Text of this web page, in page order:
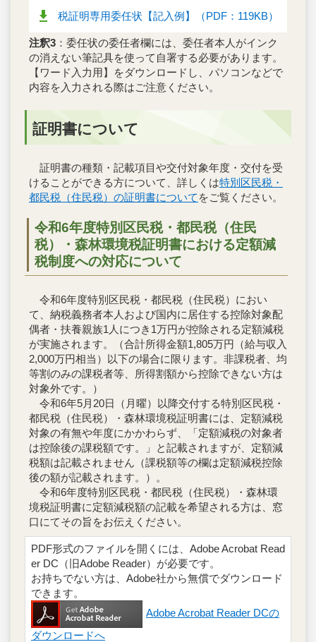
税証明専用委任状【記入例】（PDF：119KB）
注釈3 ：委任状の委任者欄には、委任者本人がインク
の消えない筆記具を使って自署する必要があります。
【ワード入力用】をダウンロードし、パソコンなどで
内容を入力される際はご注意ください。
証明書について
証明書の種類・記載項目や交付対象年度・交付を受
けることができる方について、詳しくは特別区民税・
都民税（住民税）の証明書について をご覧ください。
令和6年度特別区民税・都民税（住民
税）・森林環境税証明書における定額減
税制度への対応について
令和6年度特別区民税・都民税（住民税）におい
て、納税義務者本人および国内に居住する控除対象配
偶者・扶養親族1人につき1万円が控除される定額減税
が実施されます。（合計所得金額1,805万円（給与収入
2,000万円相当）以下の場合に限ります。非課税者、均
等割のみの課税者等、所得割額から控除できない方は
対象外です。）
令和6年5月20日（月曜）以降交付する特別区民税・
都民税（住民税）・森林環境税証明書には、定額減税
対象の有無や年度にかかわらず、「定額減税の対象者
は控除後の課税額です。」と記載されますが、定額減
税額は記載されません（課税額等の欄は定額減税控除
後の額が記載されます。）。
令和6年度特別区民税・都民税（住民税）・森林環
境税証明書に定額減税額の記載を希望される方は、窓
口にてその旨をお伝えください。
PDF形式のファイルを開くには、Adobe Acrobat Read
er DC（旧Adobe Reader）が必要です。
お持ちでない方は、Adobe社から無償でダウンロード
できます。
Adobe Acrobat Reader DCの
ダウンロードへ